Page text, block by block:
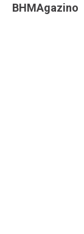
BHMAgazino